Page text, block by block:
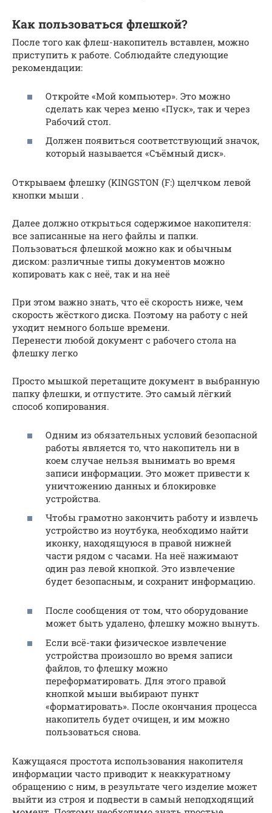
Как пользоваться флешкой?
После того как флеш-накопитель вставлен, можно
приступить к работе. Соблюдайте следующие
рекомендации:
Откройте «Мой компьютер». Это можно
сделать как через меню «Пуск», так и через
Рабочий стол.
Должен появиться соответствующий значок,
который называется «Съёмный диск».
Открываем флешку (KINGSTON (F:) щелчком левой
кнопки мыши .
Далее должно открыться содержимое накопителя:
все записанные на него файлы и папки.
Пользоваться флешкой можно как и обычным
диском: различные типы документов можно
копировать как с неё, так и на неё
При этом важно знать, что её скорость ниже, чем
скорость жёсткого диска. Поэтому на работу с ней
уходит немного больше времени.
Перенести любой документ с рабочего стола на
флешку легко
Просто мышкой перетащите документ в выбранную
папку флешки, и отпустите. Это самый лёгкий
способ копирования.
Одним из обязательных условий безопасной
работы является то, что накопитель ни в
коем случае нельзя вынимать во время
записи информации. Это может привести к
уничтожению данных и блокировке
устройства.
Чтобы грамотно закончить работу и извлечь
устройство из ноутбука, необходимо найти
иконку, находящуюся в правой нижней
части рядом с часами. На неё нажимают
один раз левой кнопкой. Это извлечение
будет безопасным, и сохранит информацию.
После сообщения от том, что оборудование
может быть удалено, флешку можно вынуть.
Если всё-таки физическое извлечение
устройства произошло во время записи
файлов, то флешку можно
переформатировать. Для этого правой
кнопкой мыши выбирают пункт
«форматировать». После окончания процесса
накопитель будет очищен, и им можно
пользоваться снова.
Кажущаяся простота использования накопителя
информации часто приводит к неаккуратному
обращению с ним, в результате чего изделие может
выйти из строя и подвести в самый неподходящий